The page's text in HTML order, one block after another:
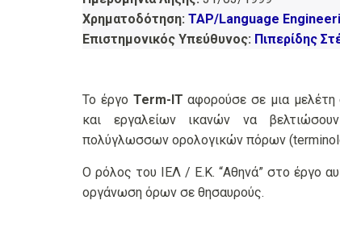
Χρηματοδότηση: TAP/Language
Επιστημονικός Υπεύθυνος: Πιπερίδης
Το έργο Term-IT αφορούσε σε μια
και εργαλείων ικανών να
πολύγλωσσων ορολογικών πόρων
Ο ρόλος του ΙΕΛ / Ε.Κ. “Αθηνά” στο έργο
οργάνωση όρων σε θησαυρούς.